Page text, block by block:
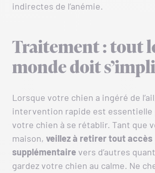
indirectes de l’anémie.
Traitement : tout
monde doit
Lorsque votre chien a ingéré de
intervention rapide est essentielle
votre chien à se rétablir. Tant que
maison, veillez à retirer tout accès
supplémentaire vers d’autres
gardez votre chien au calme. Ne